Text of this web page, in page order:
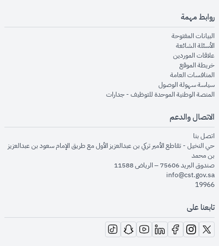
روابط مهمة
البيانات المفتوحةopens in new window
الأسئلة الشائعةopens in new window
علاقات الموردينopens in new window
خريطة الموقعopens in new window
المنافسات العامةopens in new window
سياسة سهولة الوصولopens in new window
المنصة الوطنية الموحدة للتوظيف - جداراتopens in new window
الاتصال والدعم
اتصل بنا
حي النخيل - تقاطع الأمير تركي بن عبدالعزيز الأول مع طريق الإمام سعود بن عبدالعزيز
بن محمد
صندوق البريد 75606 – الرياض 11588
info@cst.gov.sa
19966
تابعنا على
opens in new window
opens in new window
opens in new window
opens in new window
opens in new window
opens in new window
opens in new window